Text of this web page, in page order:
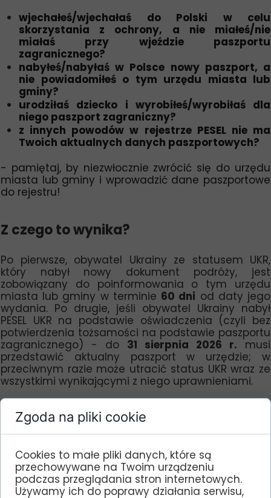
wjechałeś/wjechałaś do Polski w celu
skorzystania z ochrony, a nie miałeś/nie
miałaś przy wjeździe paszportu
zagranicznego?
nabyłeś/nabyłaś w Polsce nowy paszport, a
nie powiadomiłeś o tym urzędu miasta lub
gminy?
urodziłaś dziecko i wyrobiłeś/wyrobiłaś dla
niego paszport zagraniczny?
z innych powodów w rejestrze PESEL nie ma
Twoich aktualnych danych paszportowych?
- pamiętaj, by niezwłocznie zwrócić się do urzędu
miasta lub gminy i wprowadzić dane paszportowe
do rejestru!
Z czego to wynika?
Po pierwsze, obywatel Ukrainy ze statusem UKR,
który nabył nowy dokument podróży, jest
zobowiązany do poinformowania o tym urzędu
miasta lub gminy w terminie 60 dni od daty jego
wydania. Po drugie, jeśli obywatel Ukrainy nabył
PESEL UKR na podstawie oświadczenia (czyli bez
potwierdzenia tożsamości na podstawie paszportu
zagranicznego) - do 31 sierpnia 2026 r. musi
przedstawić aktualny paszport w urzędzie; w
przeciwnym razie może utracić status UKR wraz ze
wszystkimi wynikającymi z niego uprawnieniami.
Po co to jest potrzebne?
Aktualne dane w rejestrze PESEL, a w szczególności
dane z paszportu zagranicznego, są przede
wszystkim ważne dlajednolitości i aktualności
danych- tak, by we wszystkich rejestrach, w tym w
rejestrze Komendanta Głównego Straży Granicznej,
Zgoda na pliki cookie
Cookies to małe pliki danych, które są
przechowywane na Twoim urządzeniu
podczas przeglądania stron internetowych.
Używamy ich do poprawy działania serwisu,